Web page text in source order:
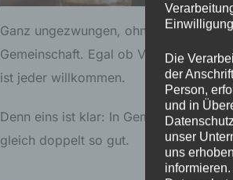
Ganz ungezwungen, ohne Programm,
Gemeinschaft. Egal ob
ist jeder willkommen.
Denn eins ist klar: In Gemeinschaft
gleich doppelt so gut.
Die
der
Person,
und in
unser
uns